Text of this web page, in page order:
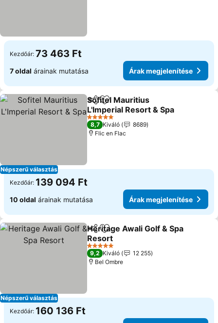
Kezdőár: 73 463 Ft
7 oldal árainak mutatása Árak megjelenítése
Népszerű választás
Megosztás
Hozzáadás a kedvencekhez
Sofitel Mauritius
L'Imperial Resort & Spa
5 Kategória
8,7 Kiváló
8689
Flic en Flac
Kezdőár: 139 094 Ft
10 oldal árainak mutatása Árak megjelenítése
Népszerű választás
Megosztás
Hozzáadás a kedvencekhez
Heritage Awali Golf & Spa
Resort
5 Kategória
9,2 Kiváló
12 255
Bel Ombre
Kezdőár: 160 136 Ft